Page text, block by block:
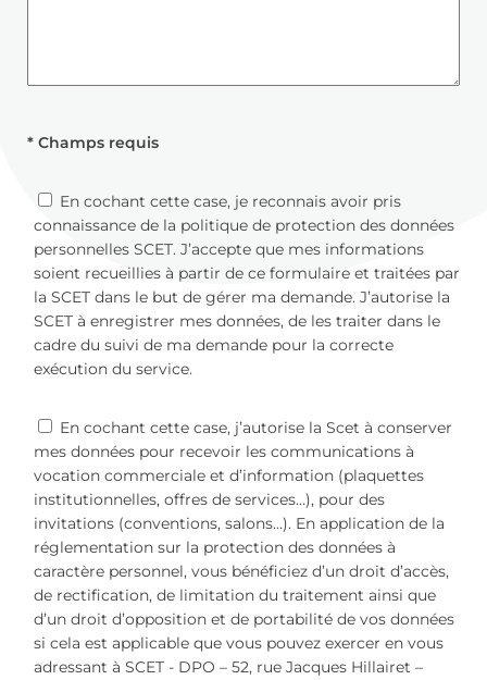
* Champs requis
En cochant cette case, je reconnais avoir pris
connaissance de la politique de protection des données
personnelles SCET. J’accepte que mes informations
soient recueillies à partir de ce formulaire et traitées par
la SCET dans le but de gérer ma demande. J’autorise la
SCET à enregistrer mes données, de les traiter dans le
cadre du suivi de ma demande pour la correcte
exécution du service.
En cochant cette case, j’autorise la Scet à conserver
mes données pour recevoir les communications à
vocation commerciale et d’information (plaquettes
institutionnelles, offres de services…), pour des
invitations (conventions, salons…). En application de la
réglementation sur la protection des données à
caractère personnel, vous bénéficiez d’un droit d’accès,
de rectification, de limitation du traitement ainsi que
d’un droit d’opposition et de portabilité de vos données
si cela est applicable que vous pouvez exercer en vous
adressant à SCET - DPO – 52, rue Jacques Hillairet –